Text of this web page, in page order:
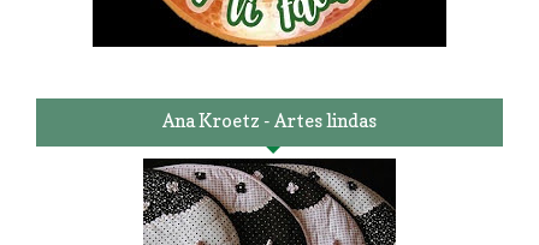
Ana Kroetz - Artes lindas